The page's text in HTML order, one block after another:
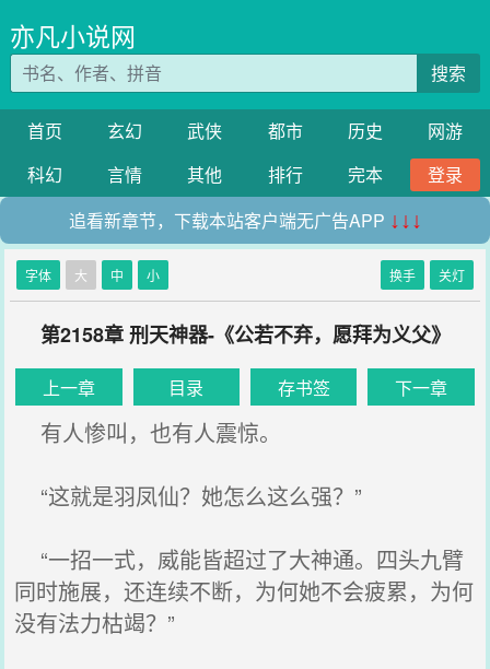
亦凡小说网
搜索
首页 玄幻 武侠 都市 历史
网游
科幻
言情 其他 排行 完本
登录
追看新章节，下载本站客户端无广告APP ↓↓↓
字体 大 中 小 换手 关灯
第2158章 刑天神器-《公若不弃，愿拜为义父》
上一章 目录 存书签 下一章
有人惨叫，也有人震惊。
“这就是羽凤仙？她怎么这么强？”
“一招一式，威能皆超过了大神通。四头九臂
同时施展，还连续不断，为何她不会疲累，为何
没有法力枯竭？”